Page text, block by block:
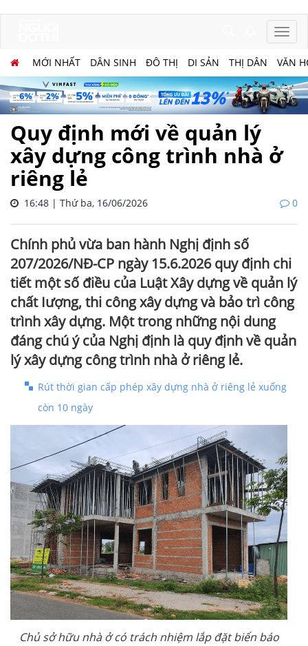
MỚI NHẤT DÂN SINH ĐÔ THỊ DI SẢN THỊ DÂN VĂN
Quy định mới về quản lý
xây dựng công trình nhà ở
riêng lẻ
16:48 | Thứ ba, 16/06/2026 0
Chính phủ vừa ban hành Nghị định số
207/2026/NĐ-CP ngày 15.6.2026 quy định chi
tiết một số điều của Luật Xây dựng về quản lý
chất Iượng, thi công xây dựng và bảo trì công
trình xây dựng. Một trong những nội dung
đáng chú ý của Nghị định là quy định về quản
lý xây dựng công trình nhà ở riêng lẻ.
Rút thời gian cấp phép xây dựng nhà ở riêng lẻ xuống
còn 10 ngày
Chủ sở hữu nhà ở có trách nhiệm lắp đặt biển báo